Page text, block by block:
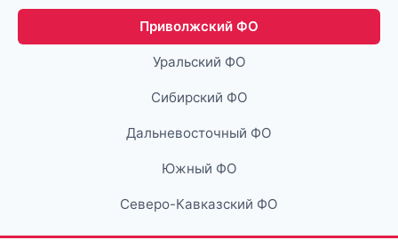
Приволжский ФО
Уральский ФО
Сибирский ФО
Дальневосточный ФО
Южный ФО
Северо-Кавказский ФО